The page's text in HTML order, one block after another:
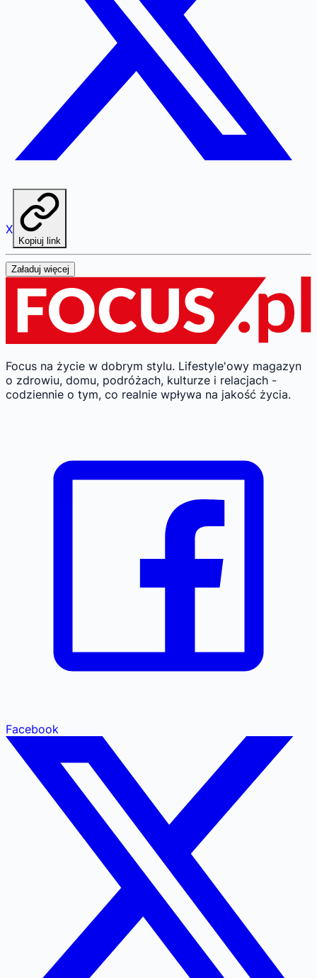
X
Kopiuj link
Załaduj więcej
Focus na życie w dobrym stylu. Lifestyle'owy magazyn
o zdrowiu, domu, podróżach, kulturze i relacjach -
codziennie o tym, co realnie wpływa na jakość życia.
Facebook